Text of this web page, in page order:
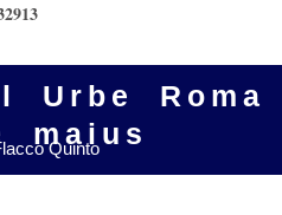
Urbe Roma
maius
Quinto